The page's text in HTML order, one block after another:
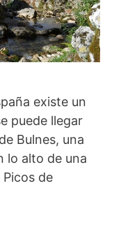
existe un
puede llegar
Bulnes, una
lo alto de una
de